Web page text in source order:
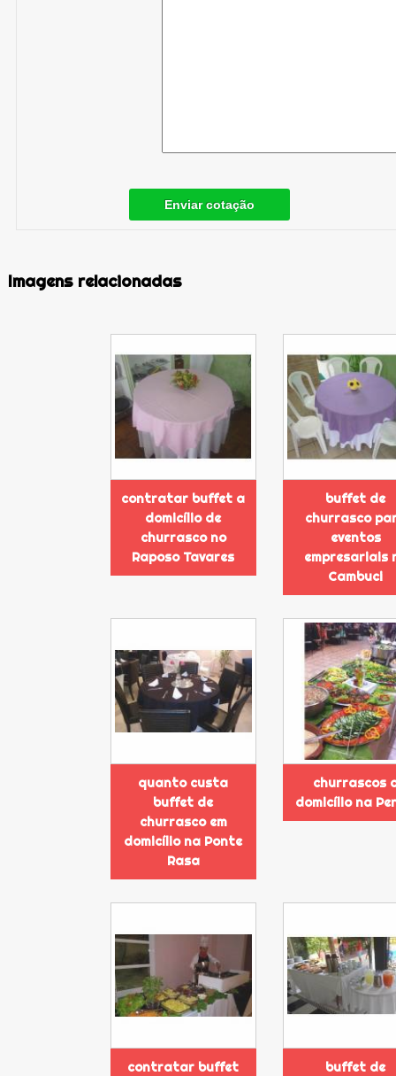
Enviar cotação
Imagens relacionadas
contratar buffet a
domicílio de
churrasco no
Raposo Tavares
buffet de
churrasco
eventos
empresariais
Cambuci
quanto custa
buffet de
churrasco em
domicílio na Ponte
Rasa
churrascos
domicílio na
contratar buffet
buffet de